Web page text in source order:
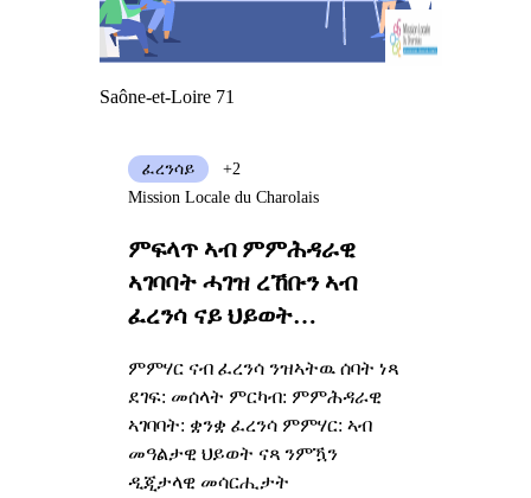
Saône-et-Loire 71
ምፍላጥ ኣብ ምምሕዳራዊ
ኣገባባት ሓገዝ ረኸቡን ኣብ
ፈረንሳ ናይ ህይወት
ምምሃር ናብ ፈረንሳ ንዝኣትዉ ሰባት ነጻ
ደገፍ: መሰላት ምርካብ: ምምሕዳራዊ
ኣገባባት: ቋንቋ ፈረንሳ ምምሃር: ኣብ
መዓልታዊ ህይወት ናጻ ንምዃን
ዲጂታላዊ መሳርሒታት
ፈረንሳይ
+2
Mission Locale du Charolais